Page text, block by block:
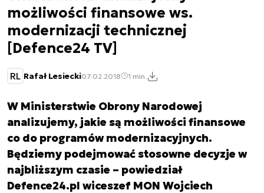
możliwości finansowe ws.
modernizacji technicznej
[Defence24 TV]
RL Rafał Lesiecki07.02.2018 1 min.
W Ministerstwie Obrony Narodowej
analizujemy, jakie są możliwości finansowe
co do programów modernizacyjnych.
Będziemy podejmować stosowne decyzje w
najbliższym czasie – powiedział
Defence24.pl wiceszef MON Wojciech